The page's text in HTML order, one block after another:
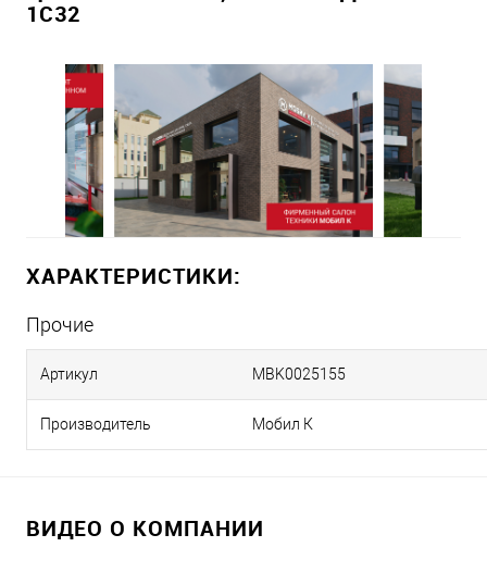
1С32
ХАРАКТЕРИСТИКИ:
Прочие
Артикул MBK0025155
Производитель Мобил К
ВИДЕО О КОМПАНИИ